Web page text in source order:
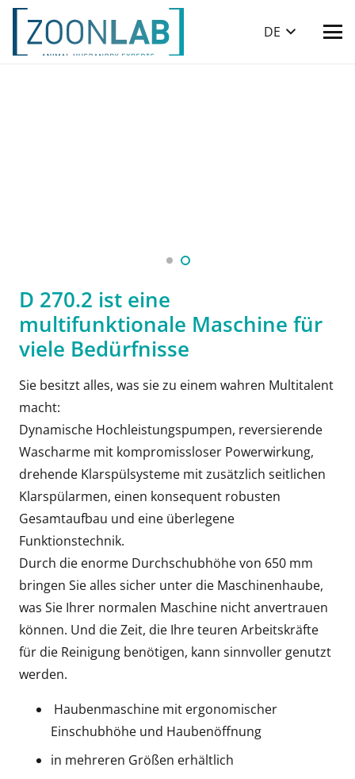
DE
D 270.2 ist eine
multifunktionale Maschine für
viele Bedürfnisse
Sie besitzt alles, was sie zu einem wahren Multitalent
macht:
Dynamische Hochleistungspumpen, reversierende
Wascharme mit kompromissloser Powerwirkung,
drehende Klarspülsysteme mit zusätzlich seitlichen
Klarspülarmen, einen konsequent robusten
Gesamtaufbau und eine überlegene
Funktionstechnik.
Durch die enorme Durchschubhöhe von 650 mm
bringen Sie alles sicher unter die Maschinenhaube,
was Sie Ihrer normalen Maschine nicht anvertrauen
können. Und die Zeit, die Ihre teuren Arbeitskräfte
für die Reinigung benötigen, kann sinnvoller genutzt
werden.
Haubenmaschine mit ergonomischer
Einschubhöhe und Haubenöffnung
in mehreren Größen erhältlich